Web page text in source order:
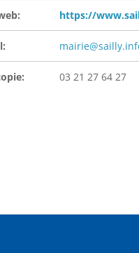
https://
03 21 27 64 27